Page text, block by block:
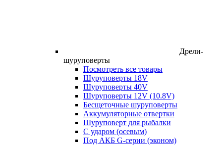
Дрели-
шуруповерты
Посмотреть все товары
Шуруповерты 18V
Шуруповерты 40V
Шуруповерты 12V (10.8V)
Бесщеточные шуруповерты
Аккумуляторные отвертки
Шуруповерт для рыбалки
С ударом (осевым)
Под АКБ G-серии (эконом)